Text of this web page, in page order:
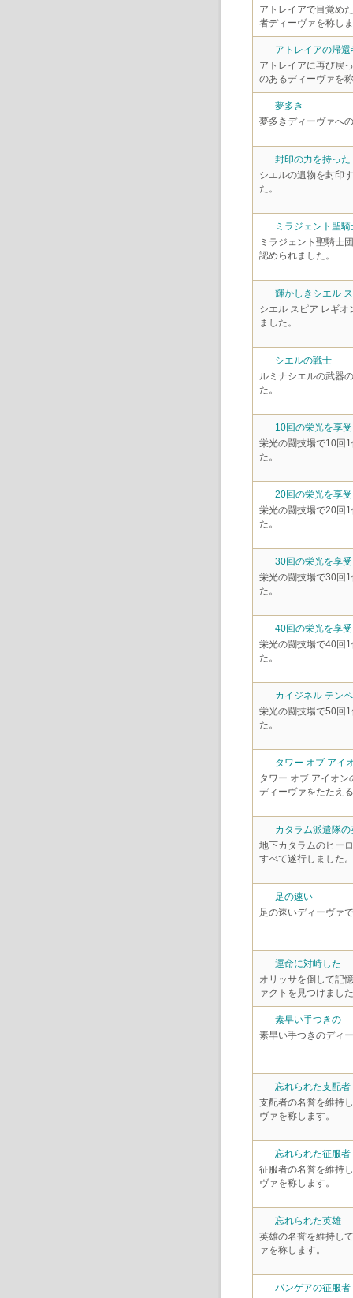
アトレイアで目覚め
者ディーヴァを称し
アトレイアの帰還
アトレイアに再び戻
のあるディーヴァを
夢多き
夢多きディーヴァへ
封印の力を持った
シエルの遺物を封印
た。
ミラジェント聖騎
ミラジェント聖騎士
認められました。
輝かしきシエル
シエル スピア レギオ
ました。
シエルの戦士
ルミナシエルの武器
た。
10回の栄光を享
栄光の闘技場で10回
た。
20回の栄光を享
栄光の闘技場で20回
た。
30回の栄光を享
栄光の闘技場で30回
た。
40回の栄光を享
栄光の闘技場で40回
た。
カイジネル テン
栄光の闘技場で50回
た。
タワー オブ アイ
タワー オブ アイオン
ディーヴァをたたえ
カタラム派遣隊の
地下カタラムのヒー
すべて遂行しました。
足の速い
足の速いディーヴァ
運命に対峙した
オリッサを倒して記
ァクトを見つけまし
素早い手つきの
素早い手つきのディ
忘れられた支配者
支配者の名誉を維持
ヴァを称します。
忘れられた征服者
征服者の名誉を維持
ヴァを称します。
忘れられた英雄
英雄の名誉を維持し
ァを称します。
パンゲアの征服者